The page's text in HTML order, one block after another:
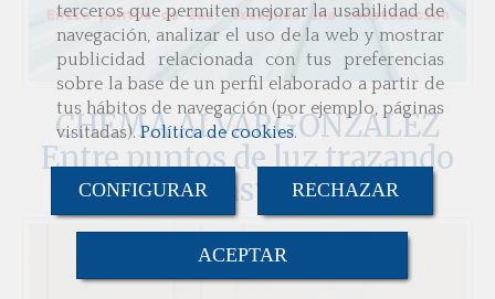
terceros que permiten mejorar la usabilidad de
navegación, analizar el uso de la web y mostrar
publicidad relacionada con tus preferencias
sobre la base de un perfil elaborado a partir de
tus hábitos de navegación (por ejemplo, páginas
visitadas).Política de cookies.
CONFIGURAR RECHAZAR
ACEPTAR
CHEMA ALVARGONZALEZ
Entre puntos de luz trazando
una constelación